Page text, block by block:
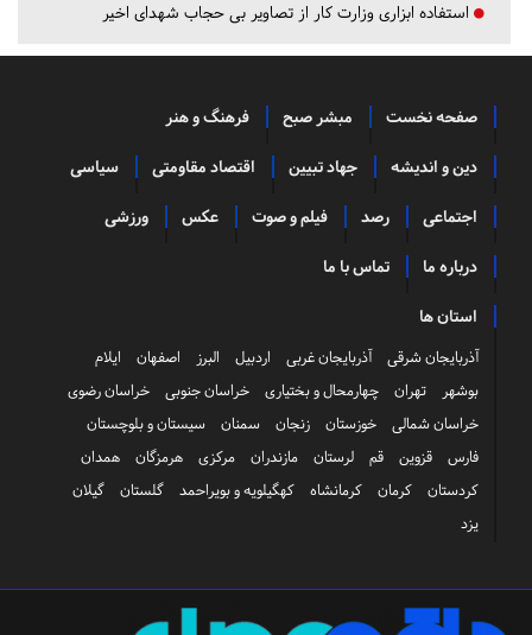
استفاده ابزاری وزارت کار از تصاویر بی حجاب شهدای اخیر
صفحه نخست مبشر صبح فرهنگ و هنر
دین و اندیشه جهاد تبیین اقتصاد مقاومتی سیاسی
اجتماعی رصد فیلم و صوت عکس ورزشی
درباره ما تماس با ما
استان ها
آذربایجان شرقی آذربایجان غربی اردبیل البرز اصفهان
ایلام
بوشهر
تهران چهارمحال و بختیاری خراسان جنوبی
خراسان رضوی
خراسان شمالی
خوزستان زنجان سمنان
سیستان و بلوچستان
فارس
قزوین قم لرستان مازندران مرکزی هرمزگان
همدان
کردستان
کرمان کرمانشاه کهگیلویه و بویراحمد گلستان
گیلان
یزد